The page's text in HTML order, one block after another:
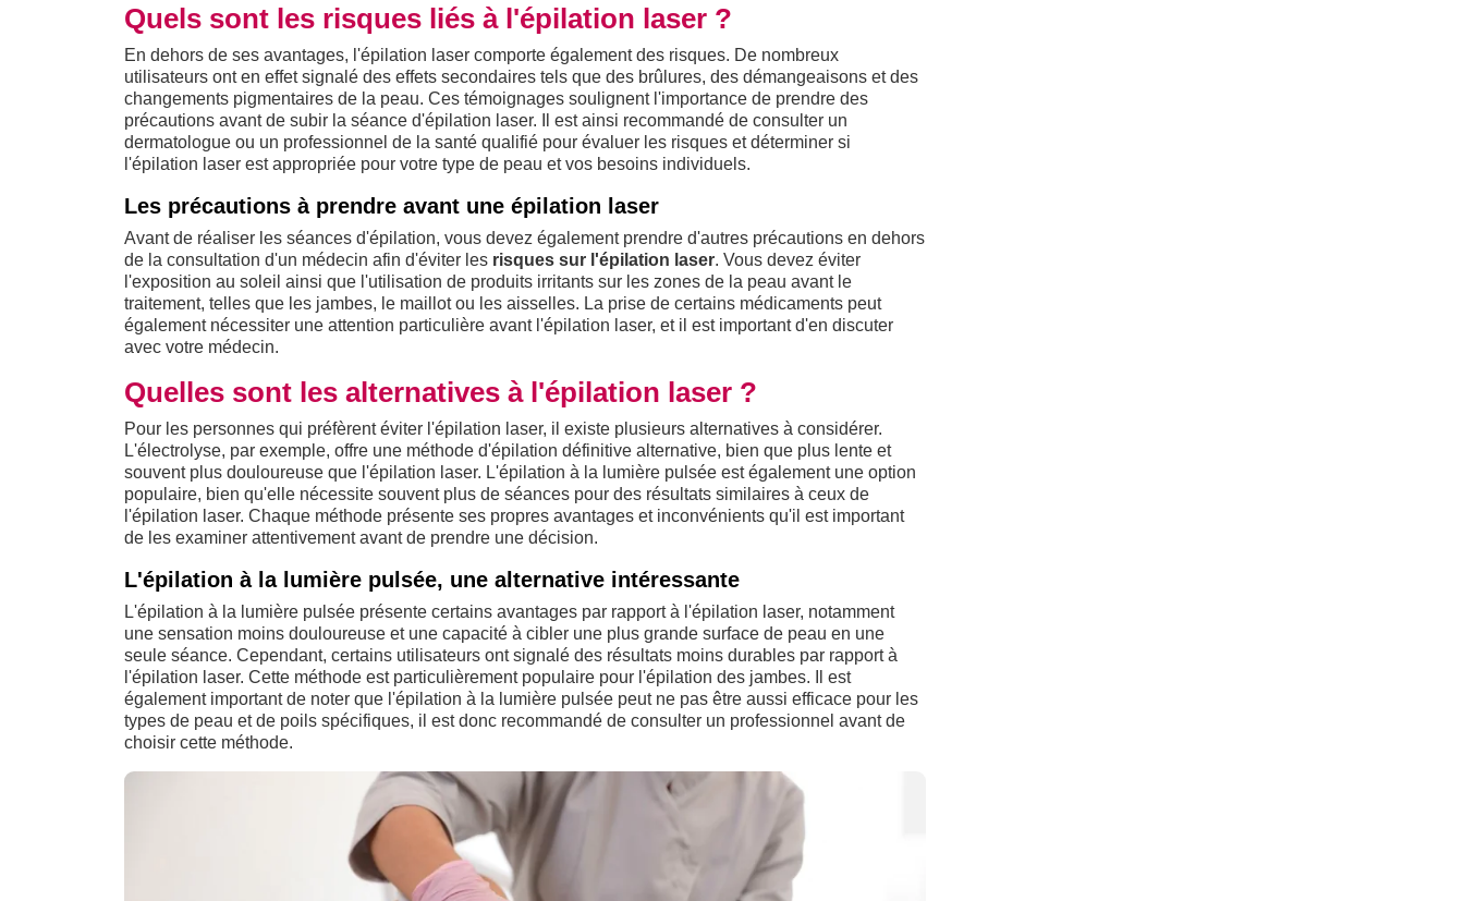
Quels sont les risques liés à l'épilation laser ?
En dehors de ses avantages, l'épilation laser comporte également des risques. De nombreux
utilisateurs ont en effet signalé des effets secondaires tels que des brûlures, des démangeaisons et des
changements pigmentaires de la peau. Ces témoignages soulignent l'importance de prendre des
précautions avant de subir la séance d'épilation laser. Il est ainsi recommandé de consulter un
dermatologue ou un professionnel de la santé qualifié pour évaluer les risques et déterminer si
l'épilation laser est appropriée pour votre type de peau et vos besoins individuels.
Les précautions à prendre avant une épilation laser
Avant de réaliser les séances d'épilation, vous devez également prendre d'autres précautions en dehors
de la consultation d'un médecin afin d'éviter les risques sur l'épilation laser. Vous devez éviter
l'exposition au soleil ainsi que l'utilisation de produits irritants sur les zones de la peau avant le
traitement, telles que les jambes, le maillot ou les aisselles. La prise de certains médicaments peut
également nécessiter une attention particulière avant l'épilation laser, et il est important d'en discuter
avec votre médecin.
Quelles sont les alternatives à l'épilation laser ?
Pour les personnes qui préfèrent éviter l'épilation laser, il existe plusieurs alternatives à considérer.
L'électrolyse, par exemple, offre une méthode d'épilation définitive alternative, bien que plus lente et
souvent plus douloureuse que l'épilation laser. L'épilation à la lumière pulsée est également une option
populaire, bien qu'elle nécessite souvent plus de séances pour des résultats similaires à ceux de
l'épilation laser. Chaque méthode présente ses propres avantages et inconvénients qu'il est important
de les examiner attentivement avant de prendre une décision.
L'épilation à la lumière pulsée, une alternative intéressante
L'épilation à la lumière pulsée présente certains avantages par rapport à l'épilation laser, notamment
une sensation moins douloureuse et une capacité à cibler une plus grande surface de peau en une
seule séance. Cependant, certains utilisateurs ont signalé des résultats moins durables par rapport à
l'épilation laser. Cette méthode est particulièrement populaire pour l'épilation des jambes. Il est
également important de noter que l'épilation à la lumière pulsée peut ne pas être aussi efficace pour les
types de peau et de poils spécifiques, il est donc recommandé de consulter un professionnel avant de
choisir cette méthode.